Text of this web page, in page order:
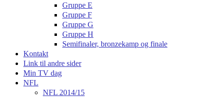
Gruppe E
Gruppe F
Gruppe G
Gruppe H
Semifinaler, bronzekamp og finale
Kontakt
Link til andre sider
Min TV dag
NFL
NFL 2014/15